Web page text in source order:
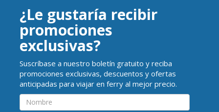
¿Le gustaría recibir
promociones
exclusivas?
Suscríbase a nuestro boletín gratuito y reciba
promociones exclusivas, descuentos y ofertas
anticipadas para viajar en ferry al mejor precio.